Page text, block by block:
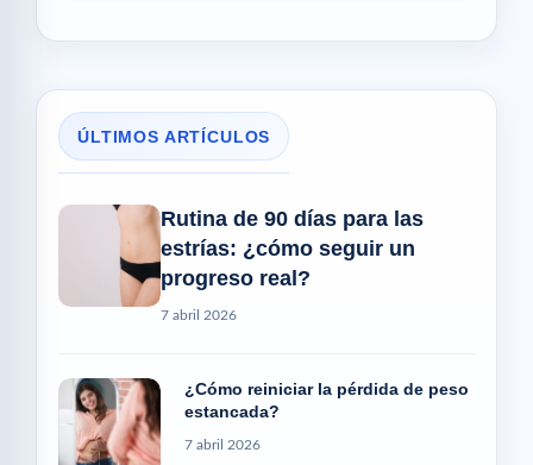
ÚLTIMOS ARTÍCULOS
Rutina de 90 días para las
estrías: ¿cómo seguir un
progreso real?
7 abril 2026
¿Cómo reiniciar la pérdida de peso
estancada?
7 abril 2026